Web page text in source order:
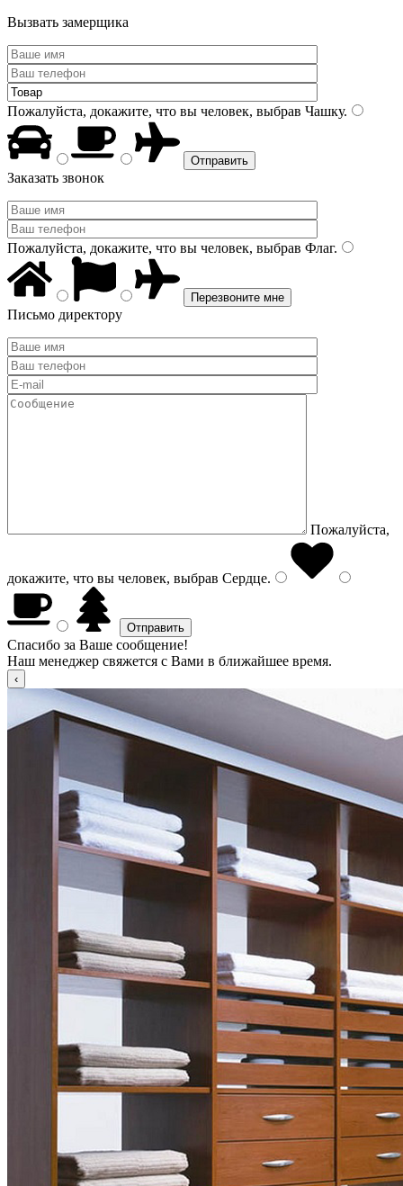
Вызвать замерщика
Пожалуйста, докажите, что вы человек, выбрав Чашку.
Заказать звонок
Пожалуйста, докажите, что вы человек, выбрав Флаг.
Письмо директору
Пожалуйста,
докажите, что вы человек, выбрав Сердце.
Спасибо за Ваше сообщение!
Наш менеджер свяжется с Вами в ближайшее время.